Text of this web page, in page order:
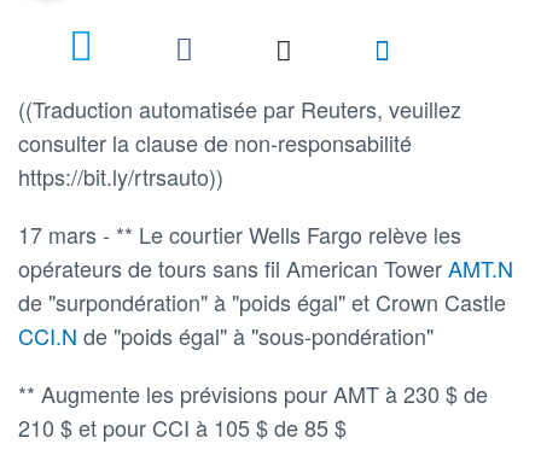
((Traduction automatisée par Reuters, veuillez
consulter la clause de non-responsabilité
https://bit.ly/rtrsauto))
17 mars - ** Le courtier Wells Fargo relève les
opérateurs de tours sans fil American TowerAMT.N
de "surpondération" à "poids égal" et Crown Castle
CCI.N de "poids égal" à "sous-pondération"
** Augmente les prévisions pour AMT à 230 $ de
210 $ et pour CCI à 105 $ de 85 $